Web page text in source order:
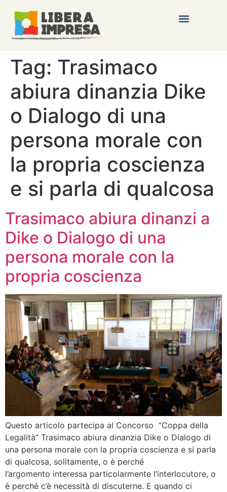
Tag: Trasimaco
abiura dinanzia Dike
o Dialogo di una
persona morale con
la propria coscienza
e si parla di qualcosa
Trasimaco abiura dinanzi a
Dike o Dialogo di una
persona morale con la
propria coscienza
Questo articolo partecipa al Concorso “Coppa della
Legalità” Trasimaco abiura dinanzia Dike o Dialogo di
una persona morale con la propria coscienza e si parla
di qualcosa, solitamente, o è perché
l’argomento interessa particolarmente l’interlocutore, o
è perché c’è necessità di discuterne. E quando ci